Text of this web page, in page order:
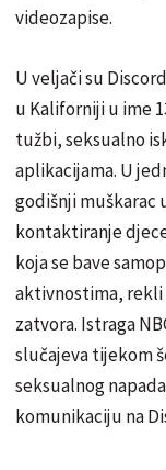
videozapise.
U veljači su
u Kaliforniji u ime
tužbi, seksualno
aplikacijama. U
godišnji muškarac
kontaktiranje
koja se bave
aktivnostima, rekli
zatvora. Istraga
slučajeva tijekom
seksualnog
komunikaciju na